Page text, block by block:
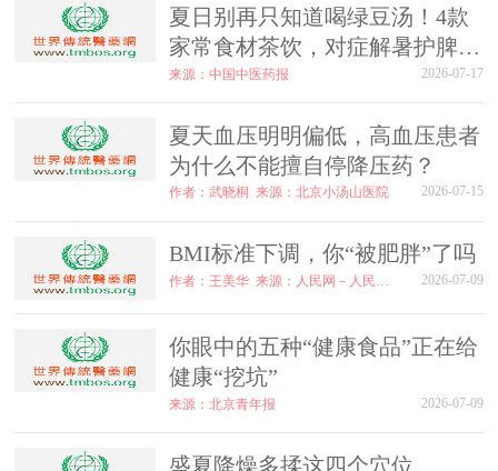
夏日别再只知道喝绿豆汤！4款
家常食材茶饮，对症解暑护脾胃
～
来源：中国中医药报 2026-07-17
夏天血压明明偏低，高血压患者
为什么不能擅自停降压药？
作者：武晓桐 来源：北京小汤山医院 2026-07-15
BMI标准下调，你“被肥胖”了吗
作者：王美华 来源：人民网－人民日报海外版 2026-07-09
你眼中的五种“健康食品”正在给
健康“挖坑”
来源：北京青年报 2026-07-09
盛夏降燥多揉这四个穴位